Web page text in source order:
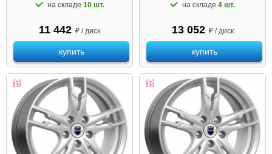
на складе 10 шт.
11 442 ₽ / диск
купить
на складе 4 шт.
13 052 ₽ / диск
купить